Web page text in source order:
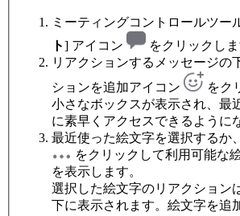
ミーティングコントロールツー
ト] アイコン
をクリックしま
リアクションするメッセージの
ションを追加アイコン
をク
小さなボックスが表示され、最
に素早くアクセスできるように
最近使った絵文字を選択するか
をクリックして利用可能な
を表示します。
選択した絵文字のリアクション
下に表示されます。絵文字を追